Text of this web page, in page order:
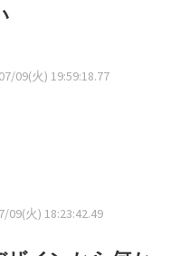
09(火) 19:59:18.77
09(火) 18:23:42.49